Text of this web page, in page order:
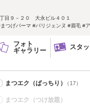
目９－２０ 大永ビル４０１
つげパーマ #パリジェンヌ #眉毛 #
フォト
ギャラリー
スタ
まつエク（ぱっちり） （17）
まつエク（つけ放題）